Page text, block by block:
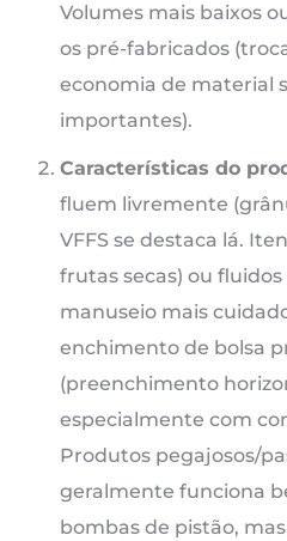
Volumes mais baixos
os pré-fabricados
economia de material
importantes).
Características do
fluem livremente
VFFS se destaca lá.
frutas secas) ou
manuseio mais
enchimento de bolsa
(preenchimento
especialmente com
Produtos pegajosos/
geralmente funciona
bombas de pistão,